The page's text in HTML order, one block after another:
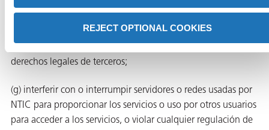
REJECT OPTIONAL COOKIES
programas dañinos o perjudiciales, tales como caballos de
Troya, gusanos, bombas de tiempo, cancelbots, o spyware; o
derechos legales de terceros;
(g) interferir con o interrumpir servidores o redes usadas por
NTIC para proporcionar los servicios o uso por otros usuarios
para acceder a los servicios, o violar cualquier regulación de